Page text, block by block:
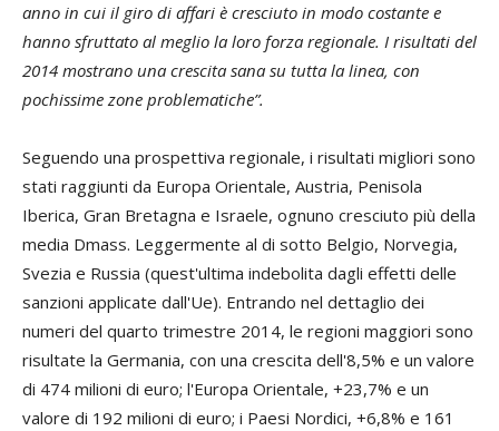
anno in cui il giro di affari è cresciuto in modo costante e
hanno sfruttato al meglio la loro forza regionale. I risultati del
2014 mostrano una crescita sana su tutta la linea, con
pochissime zone problematiche”.
Seguendo una prospettiva regionale, i risultati migliori sono
stati raggiunti da Europa Orientale, Austria, Penisola
Iberica, Gran Bretagna e Israele, ognuno cresciuto più della
media Dmass. Leggermente al di sotto Belgio, Norvegia,
Svezia e Russia (quest'ultima indebolita dagli effetti delle
sanzioni applicate dall'Ue). Entrando nel dettaglio dei
numeri del quarto trimestre 2014, le regioni maggiori sono
risultate la Germania, con una crescita dell'8,5% e un valore
di 474 milioni di euro; l'Europa Orientale, +23,7% e un
valore di 192 milioni di euro; i Paesi Nordici, +6,8% e 161